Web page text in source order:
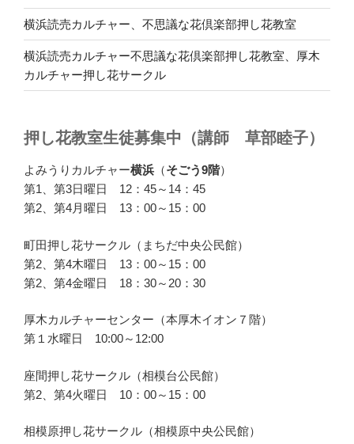
横浜読売カルチャー、不思議な花倶楽部押し花教室
横浜読売カルチャー不思議な花倶楽部押し花教室、厚木
カルチャー押し花サークル
押し花教室生徒募集中（講師 草部睦子）
よみうりカルチャー横浜 （そごう9階）
第1、第3日曜日 12：45～14：45
第2、第4月曜日 13：00～15：00
町田押し花サークル（まちだ中央公民館）
第2、第4木曜日 13：00～15：00
第2、第4金曜日 18：30～20：30
厚木カルチャーセンター（本厚木イオン７階）
第１水曜日 10:00～12:00
座間押し花サークル（相模台公民館）
第2、第4火曜日 10：00～15：00
相模原押し花サークル（相模原中央公民館）